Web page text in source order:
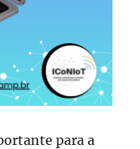
para a